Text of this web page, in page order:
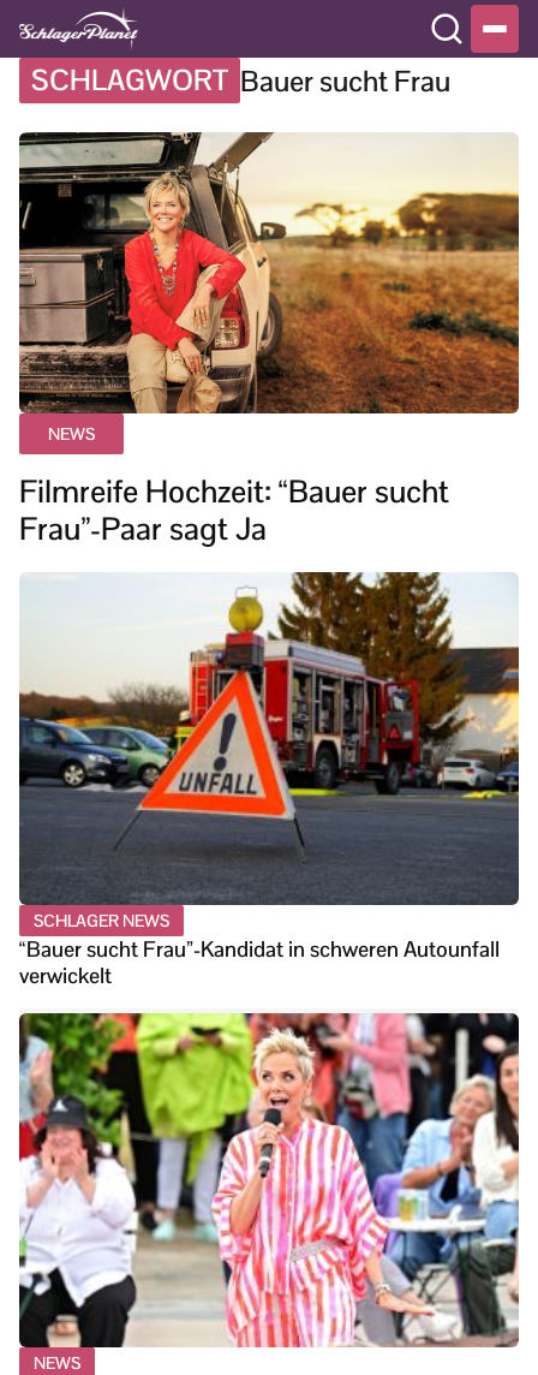
SCHLAGWORT Bauer sucht Frau
NEWS
Filmreife Hochzeit: “Bauer sucht
Frau”-Paar sagt Ja
SCHLAGER NEWS
“Bauer sucht Frau”-Kandidat in schweren Autounfall
verwickelt
NEWS